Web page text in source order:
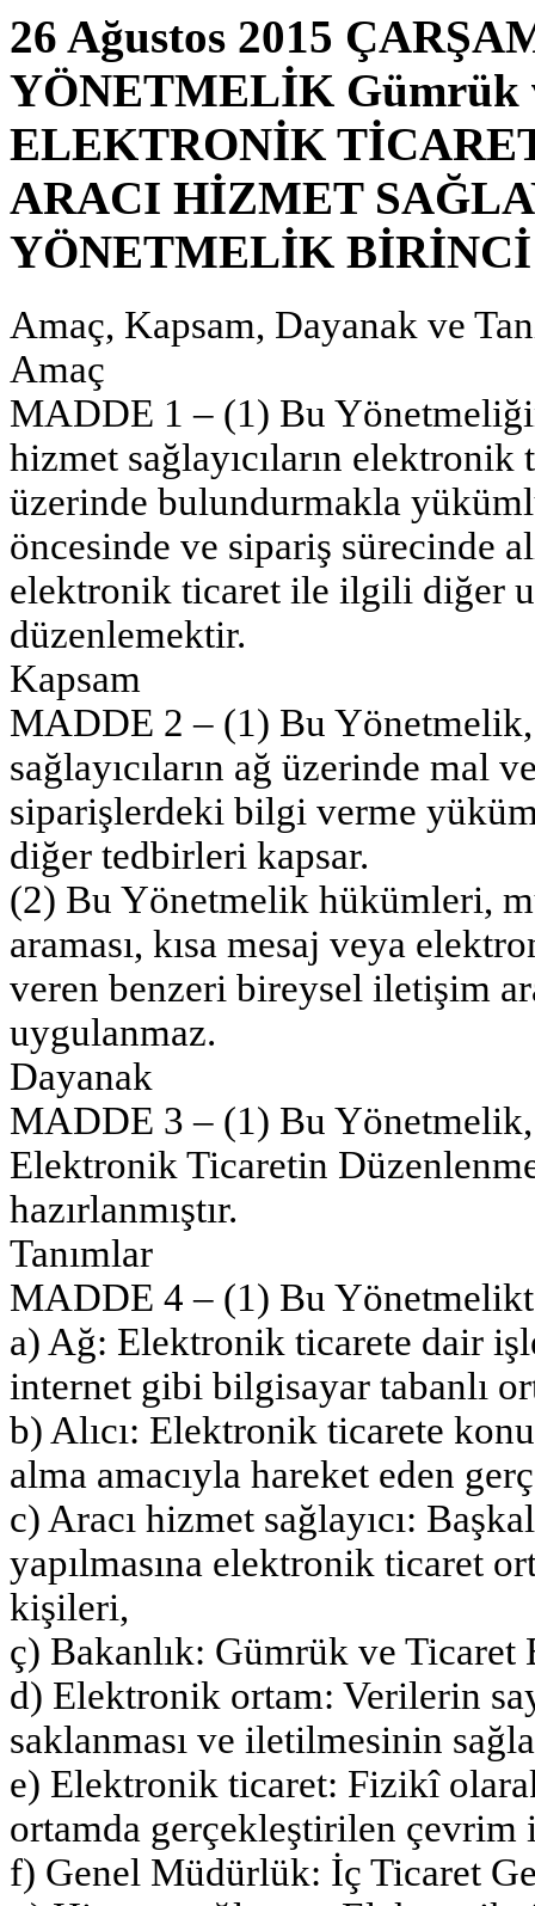
26 Ağustos 2015
YÖNETMELİK Gümrük
ELEKTRONİK
ARACI HİZMET
YÖNETMELİK
Amaç, Kapsam, Dayanak ve
Amaç
MADDE 1 – (1) Bu
hizmet sağlayıcıların elektronik
üzerinde bulundurmakla
öncesinde ve sipariş sürecinde
elektronik ticaret ile ilgili diğer
düzenlemektir.
Kapsam
MADDE 2 – (1) Bu Yönetmelik,
sağlayıcıların ağ üzerinde mal
siparişlerdeki bilgi verme
diğer tedbirleri kapsar.
(2) Bu Yönetmelik hükümleri,
araması, kısa mesaj veya
veren benzeri bireysel iletişim
uygulanmaz.
Dayanak
MADDE 3 – (1) Bu
Elektronik Ticaretin
hazırlanmıştır.
Tanımlar
MADDE 4 – (1) Bu
a) Ağ: Elektronik ticarete dair
internet gibi bilgisayar tabanlı
b) Alıcı: Elektronik ticarete
alma amacıyla hareket eden
c) Aracı hizmet sağlayıcı:
yapılmasına elektronik ticaret
kişileri,
ç) Bakanlık: Gümrük ve Ticaret
d) Elektronik ortam: Verilerin
saklanması ve iletilmesinin
e) Elektronik ticaret: Fizikî
ortamda gerçekleştirilen
f) Genel Müdürlük: İç Ticaret